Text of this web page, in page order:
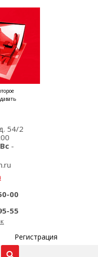
54/2
Вс -
00
55
Регистрация